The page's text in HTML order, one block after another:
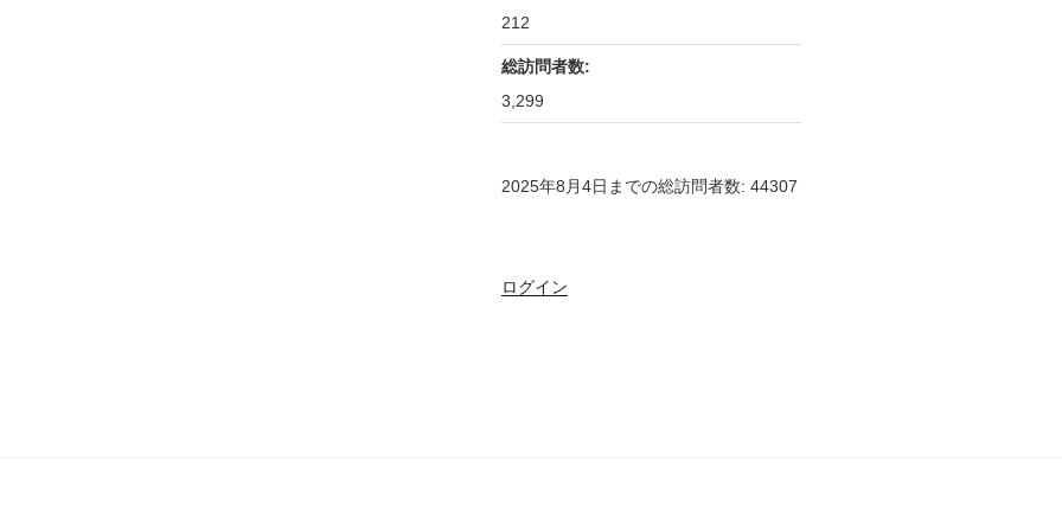
212
総訪問者数:
3,299
2025年8月4日までの総訪問者数: 44307
ログイン